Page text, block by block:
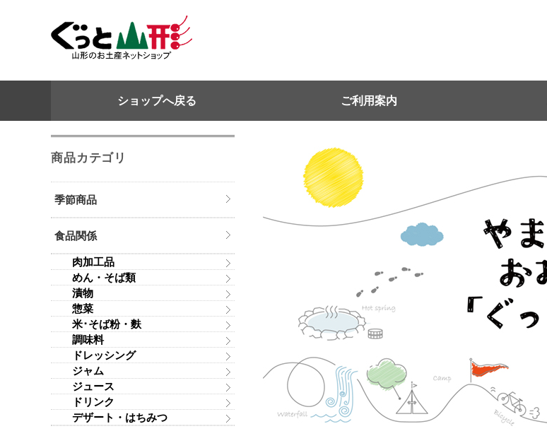
ショップへ戻る ご利用案内
商品カテゴリ
季節商品
食品関係
肉加工品
めん・そば類
漬物
惣菜
米･そば粉・麩
調味料
ドレッシング
ジャム
ジュース
ドリンク
デザート・はちみつ